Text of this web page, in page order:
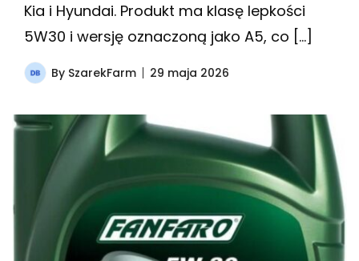
Kia i Hyundai. Produkt ma klasę lepkości
5W30 i wersję oznaczoną jako A5, co […]
By SzarekFarm 29 maja 2026